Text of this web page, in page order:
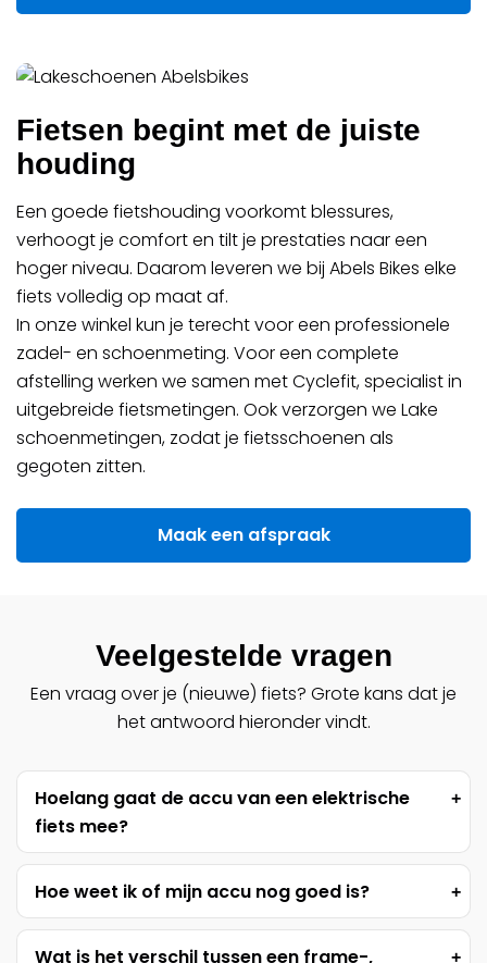
Fietsen begint met de juiste
houding
Een goede fietshouding voorkomt blessures,
verhoogt je comfort en tilt je prestaties naar een
hoger niveau. Daarom leveren we bij Abels Bikes elke
fiets volledig op maat af.
In onze winkel kun je terecht voor een professionele
zadel- en schoenmeting. Voor een complete
afstelling werken we samen met Cyclefit, specialist in
uitgebreide fietsmetingen. Ook verzorgen we Lake
schoenmetingen, zodat je fietsschoenen als
gegoten zitten.
Maak een afspraak
Veelgestelde vragen
Een vraag over je (nieuwe) fiets? Grote kans dat je
het antwoord hieronder vindt.
Hoelang gaat de accu van een elektrische
fiets mee?
gemiddeld 7 jaar mee. Om de levensduur van
een accu te verlengen, is het belangrijk om de
Hoe weet ik of mijn accu nog goed is?
Wat is het verschil tussen een frame-,